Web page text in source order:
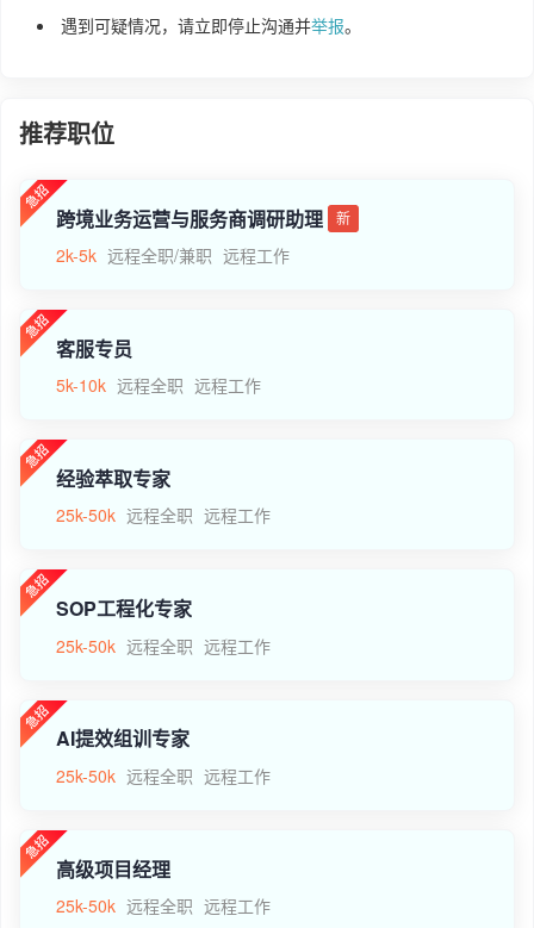
遇到可疑情况，请立即停止沟通并举报。
推荐职位
跨境业务运营与服务商调研助理 新
2k-5k 远程全职/兼职 远程工作
客服专员
5k-10k 远程全职 远程工作
经验萃取专家
25k-50k 远程全职 远程工作
SOP工程化专家
25k-50k 远程全职 远程工作
AI提效组训专家
25k-50k 远程全职 远程工作
高级项目经理
25k-50k 远程全职 远程工作